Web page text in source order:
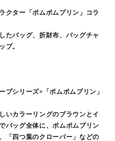
クター「ポムポムプリン」コラ
たバッグ、折財布、バッグチャ
プ。
プシリーズ×「ポムポムプリン」
いカラーリングのブラウンとイ
バッグ全体に、ポムポムプリン
「四つ葉のクローバー」などの